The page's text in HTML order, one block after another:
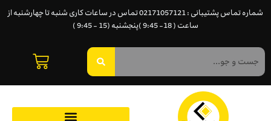
شماره تماس پشتیبانی : 02171057121 تماس در ساعات کاری شنبه تا چهارشنبه از
ساعت ( 18- 9:45 )پنجشنبه (15 - 9:45 )